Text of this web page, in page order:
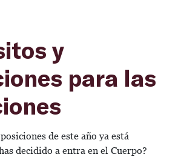
y
para las
de este año ya está
decidido a entra en el Cuerpo?